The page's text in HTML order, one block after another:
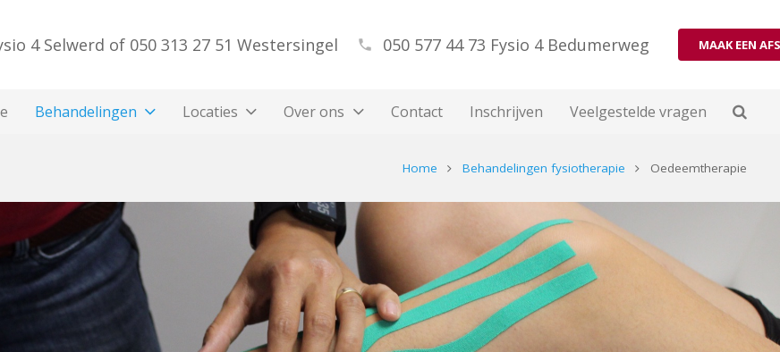
4 Selwerd of 050 313 27 51 Westersingel phone 050 577 44 73 Fysio 4 Bedumerweg MAAK EEN
Behandelingen Locaties Over ons Contact Inschrijven Veelgestelde vragen
Home Behandelingen fysiotherapie Oedeemtherapie